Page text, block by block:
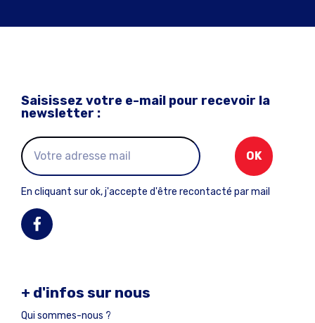
Saisissez votre e-mail pour recevoir la
newsletter :
OK
En cliquant sur ok, j'accepte d'être recontacté par mail
+ d'infos sur nous
Qui sommes-nous ?